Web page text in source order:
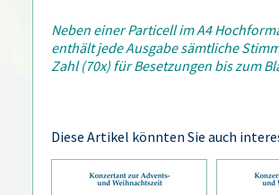
Neben einer Particell im A4
enthält jede Ausgabe sämtliche
Zahl (70x) für Besetzungen bis zum
Diese Artikel könnten Sie auch